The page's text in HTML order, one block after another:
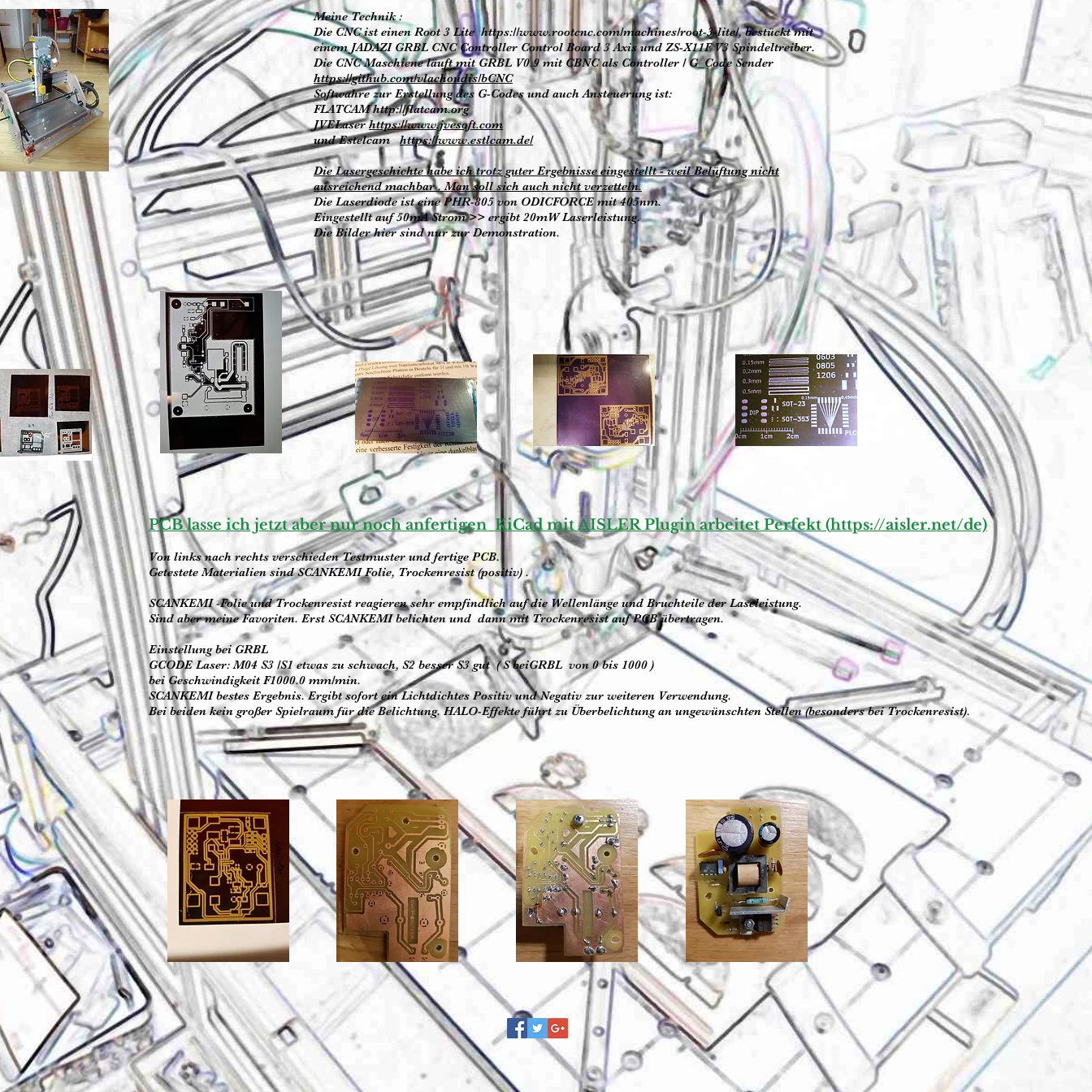
Meine Technik :
Die CNC ist einen Root 3 Litehttps://www.rootcnc.com/machines/root-3-lite/,bestückt mit
einem JADAZI GRBL CNC Controller Control Board 3 Axis und ZS-X11F V3 Spindeltreiber.
Die CNC Maschiene läuft mit GRBL V0.9 mit CBNC als Controller / G_Code Sender
https://github.com/vlachoudis/bCNC
Softwahre zur Erstellung des G-Codes und auch Ansteuerung ist:
FLATCAMhttp://flatcam.org
JVELaserhttps://www.jvesoft.com
und Estelcamhttps://www.estlcam.de/
Die Lasergeschichte habe ich trotz guter Ergebnisse eingestellt - weil Belüftung nicht
ausreichend machbar . Man soll sich auch nicht verzetteln.
Die Laserdiode ist eine PHR-805 von ODICFORCE mit 405nm.
Eingestellt auf 50mA Strom >> ergibt 20mW Laserleistung.
Die Bilder hier sind nur zur Demonstration.
PCB lasse ich jetzt aber nur noch anfertigen KiCad mit AISLER Plugin arbeitet Perfekt (https://aisler.net/de)
Von links nach rechts verschieden Testmuster und fertige PCB.
Getestete Materialien sind SCANKEMI Folie, Trockenresist (positiv) .
SCANKEMI -Folie und Trockenresist reagieren sehr empfindlich auf die Wellenlänge und Bruchteile der Laseleistung.
Sind aber meine Favoriten. Erst SCANKEMI belichten und dann mit Trockenresist auf PCB übertragen.
Einstellung bei GRBL
GCODE Laser: M04 S3 /S1 etwas zu schwach, S2 besser S3 gut ( S beiGRBL von 0 bis 1000 )
bei Geschwindigkeit F1000.0 mm/min.
SCANKEMI bestes Ergebnis. Ergibt sofort ein Lichtdichtes Positiv und Negativ zur weiteren Verwendung.
Bei beiden kein großer Spielraum für die Belichtung. HALO-Effekte führt zu Überbelichtung an ungewünschten Stellen (besonders bei Trockenresist).